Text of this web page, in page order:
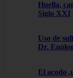
Huella,
Siglo XXI
Uso de
Dr.
El acodo